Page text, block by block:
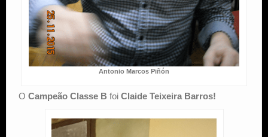
Antonio Marcos Piñón
O Campeão Classe B foi Claide Teixeira Barros!